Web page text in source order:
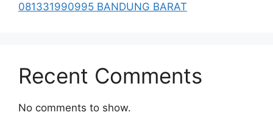
081331990995 BANDUNG BARAT
Recent Comments
No comments to show.